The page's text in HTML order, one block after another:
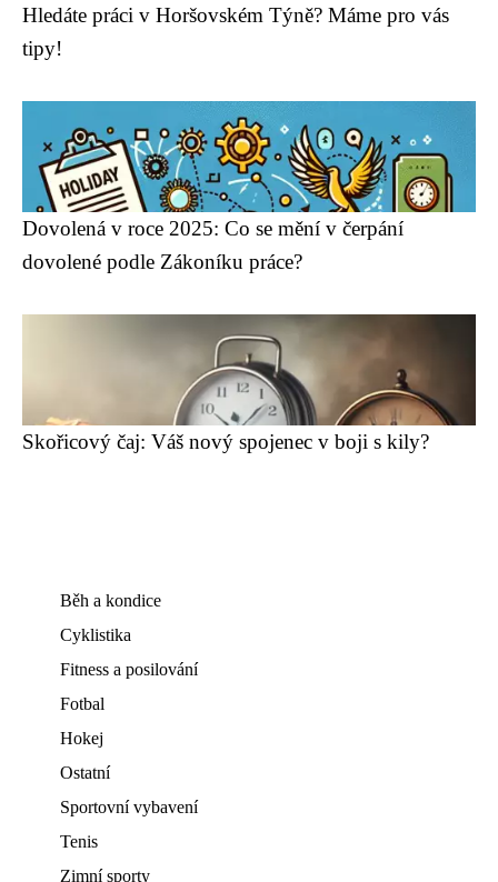
Hledáte práci v Horšovském Týně? Máme pro vás
tipy!
Dovolená v roce 2025: Co se mění v čerpání
dovolené podle Zákoníku práce?
Skořicový čaj: Váš nový spojenec v boji s kily?
Běh a kondice
Cyklistika
Fitness a posilování
Fotbal
Hokej
Ostatní
Sportovní vybavení
Tenis
Zimní sporty